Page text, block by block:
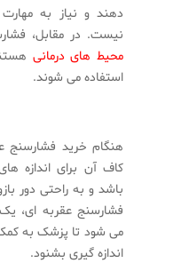
دهند و نیاز به
نیست. در مقابل،
محیط های درمانی
استفاده می شوند.
هنگام خرید فشارسنج
کاف آن برای اندازه
باشد و به راحتی دور
فشارسنج عقربه ای،
می شود تا پزشک به
اندازه گیری بشنود.